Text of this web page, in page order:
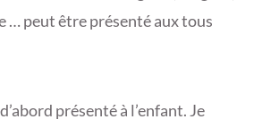
… peut être présenté aux tous
présenté à l’enfant. Je